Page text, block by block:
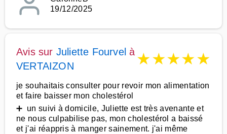
19/12/2025
Avis sur Juliette Fourvel à
VERTAIZON
★★★★★
je souhaitais consulter pour revoir mon alimentation
et faire baisser mon cholestérol
➕ un suivi à domicile, Juliette est très avenante et
ne nous culpabilise pas, mon cholestérol a baissé
et j'ai réappris à manger sainement. j'ai même